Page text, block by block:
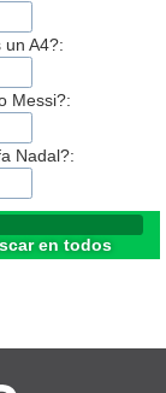
A4?:
Messi?:
Nadal?:
en todos